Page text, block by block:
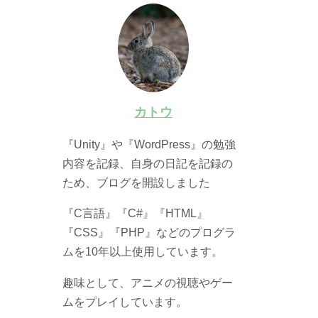
カトウ
『Unity』や『WordPress』の勉強
内容を記録、自身の日記を記録の
ため、ブログを開設しました
『C言語』『C#』『HTML』
『CSS』『PHP』などのプログラ
ムを10年以上使用しています。
趣味として、アニメの視聴やゲー
ムをプレイしています。